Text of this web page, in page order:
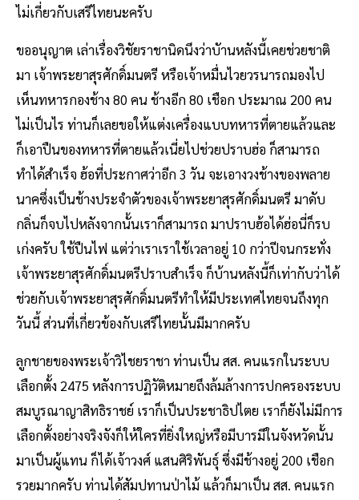
ไม่เกี่ยวกับเสรีไทยนะครับ
ขออนุญาต เล่าเรื่องวิชัยราชานิดนึงว่าบัานหลังนี้เคยช่วยชาติ
มา เจ้าพระยาสุรศักดิ์มนตรี หรือเจ้าหมื่นไวยวรนารถมองไป
เห็นทหารกองช้าง 80 คน ช้างอีก 80 เชือก ประมาณ 200 คน
ไม่เป็นไร ท่านก็เลยขอให้แต่งเครื่องแบบทหารที่ตายแล้วและ
ก็เอาปืนของทหารที่ตายแล้วเนี่ยไปช่วยปราบฮ่อ ก็สามารถ
ทำได้สำเร็จ ฮ้อที่ประกาศว่าอีก 3 วัน จะเอางวงช้างของพลาย
นาคซึ่งเป็นช้างประจำตัวของเจ้าพระยาสุรศักดิ์มนตรี มาดับ
กลิ่นก็จบไปหลังจากนั้นเราก็สามารถ มาปราบฮ้อได้ฮ่อนี่ก็รบ
เก่งครับ ใช้ปืนไฟ แต่ว่าเราเราใช้เวลาอยู่ 10 กว่าปีจนกระทั่ง
เจ้าพระยาสุรศักดิ์มนตรีปราบสำเร็จ ก็บ้านหลังนี้ก็เท่ากับว่าได้
ช่วยกับเจ้าพระยาสุรศักดิ์มนตรีทำให้มีประเทศไทยจนถึงทุก
วันนี้ ส่วนที่เกี่ยวข้องกับเสรีไทยนั้นมีมากครับ
ลูกชายของพระเจ้าวิไชยราชา ท่านเป็น สส. คนแรกในระบบ
เลือกตั้ง 2475 หลังการปฏิวัติหมายถึงล้มล้างการปกครองระบบ
สมบูรณาญาสิทธิราชย์ เราก็เป็นประชาธิปไตย เราก็ยังไม่มีการ
เลือกตั้งอย่างจริงจังก็ให้ใครที่ยิ่งใหญ่หรือมีบารมีในจังหวัดนั้น
มาเป็นผู้แทน ก็ได้เจ้าวงศ์ แสนศิริพันธุ์ ซึ่งมีช้างอยู่ 200 เชือก
รวยมากครับ ท่านได้สัมปทานป่าไม้ แล้วก็มาเป็น สส. คนแรก